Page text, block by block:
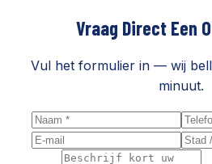
Vraag Direct Een
Vul het formulier in — wij
minuut.